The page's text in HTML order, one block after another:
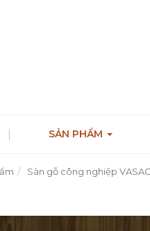
SẢN PHẨM
Sàn gỗ công nghiệp